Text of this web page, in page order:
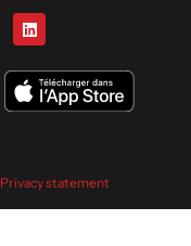
Privacy statement